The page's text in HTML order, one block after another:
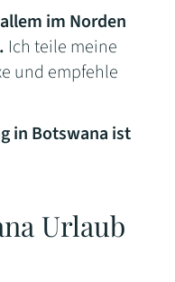
im Norden
Ich teile meine
und empfehle
in Botswana ist
Urlaub